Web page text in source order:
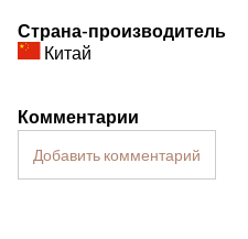
Страна-производитель
Китай
Комментарии
Добавить комментарий